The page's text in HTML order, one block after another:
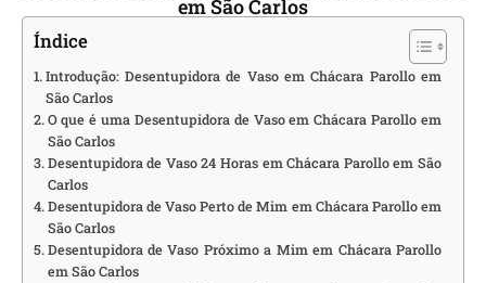
em São Carlos
Índice
Introdução: Desentupidora de Vaso em Chácara Parollo em
São Carlos
O que é uma Desentupidora de Vaso em Chácara Parollo em
São Carlos
Desentupidora de Vaso 24 Horas em Chácara Parollo em São
Carlos
Desentupidora de Vaso Perto de Mim em Chácara Parollo em
São Carlos
Desentupidora de Vaso Próximo a Mim em Chácara Parollo
em São Carlos